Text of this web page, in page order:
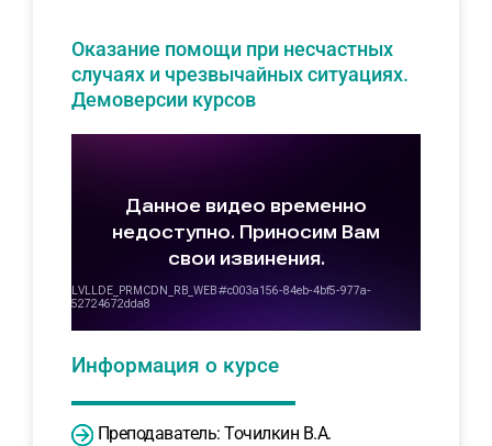
Оказание помощи при несчастных
случаях и чрезвычайных ситуациях.
Демоверсии курсов
Информация о курсе
Преподаватель: Точилкин В.А.